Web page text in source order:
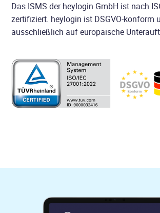
Das ISMS der heylogin GmbH ist nach
zertifiziert. heylogin ist DSGVO-konform
ausschließlich auf europäische